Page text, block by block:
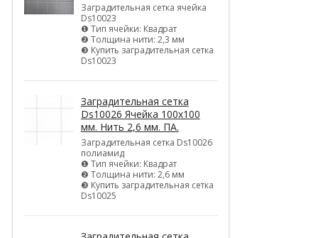
Заградительная сетка ячейка
Ds10023
❶ Тип ячейки: Квадрат
❷ Толщина нити: 2,3 мм
❸ Купить заградительная сетка
Ds10023
Заградительная сетка
Ds10026 Ячейка 100х100
мм. Нить 2,6 мм. ПА.
Заградительная сетка Ds10026
полиамид
❶ Тип ячейки: Квадрат
❷ Толщина нити: 2,6 мм
❸ Купить заградительная сетка
Ds10025